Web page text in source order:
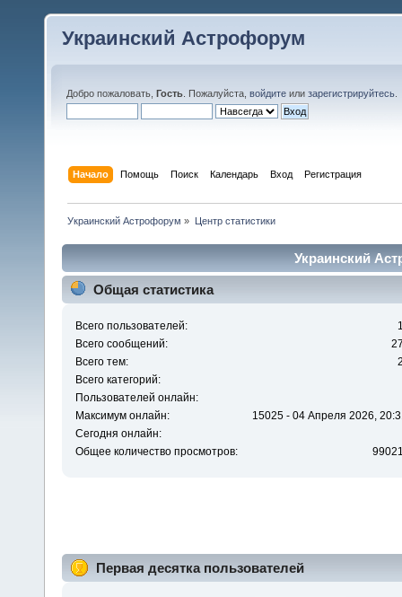
Украинский Астрофорум
Добро пожаловать, Гость . Пожалуйста, войдите или зарегистрируйтесь
Начало Помощь Поиск Календарь Вход Регистрация
Украинский Астрофорум » Центр статистики
Украинский
Общая статистика
Всего пользователей:
Всего сообщений:
Всего тем:
Всего категорий:
Пользователей онлайн:
Максимум онлайн:
15025 - 04 Апреля 2026,
Сегодня онлайн:
Общее количество просмотров:
Первая десятка пользователей